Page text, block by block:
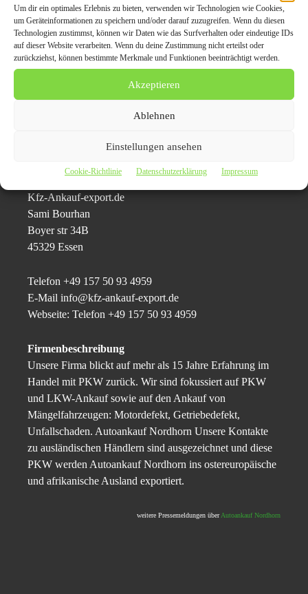
Um dir ein optimales Erlebnis zu bieten, verwenden wir Technologien wie Cookies,
um Geräteinformationen zu speichern und/oder darauf zuzugreifen. Wenn du diesen
Technologien zustimmst, können wir Daten wie das Surfverhalten oder eindeutige IDs
auf dieser Website verarbeiten. Wenn du deine Zustimmung nicht erteilst oder
zurückziehst, können bestimmte Merkmale und Funktionen beeinträchtigt werden.
Akzeptieren
Ablehnen
Einstellungen ansehen
Cookie-Richtlinie Datenschutzerklärung Impressum
als lukrativer für einen Autobesitzer dar, seinen alten
Gebrauchtwagen nicht in Zahlung beim
Neuwagenhändler zu geben, da dieser oft zu wenig für
das gebrauchte Auto zur Verrechnung bezahlt. Da kann es
wesentlich effektiver sein, seinen gebrauchten zum Kauf
das gebrauchte Fahrzeug von kfz-ankauf-export.de –
Kfz-Ankauf-export.de
Sami Bourhan
Boyer str 34B
45329 Essen
Telefon +49 157 50 93 4959
E-Mail info@kfz-ankauf-export.de
Webseite: Telefon +49 157 50 93 4959
Firmenbeschreibung
Unsere Firma blickt auf mehr als 15 Jahre Erfahrung im
Handel mit PKW zurück. Wir sind fokussiert auf PKW
und LKW-Ankauf sowie auf den Ankauf von
Mängelfahrzeugen: Motordefekt, Getriebedefekt,
Unfallschaden. Autoankauf Nordhorn Unsere Kontakte
zu ausländischen Händlern sind ausgezeichnet und diese
PKW werden Autoankauf Nordhorn ins ostereuropäische
und afrikanische Ausland exportiert.
weitere Pressemeldungen überAutoankauf Nordhorn